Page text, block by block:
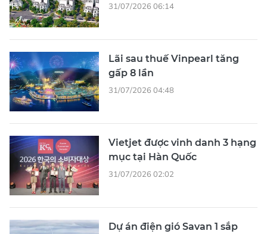
31/07/2026 06:14
Lãi sau thuế Vinpearl tăng
gấp 8 lần
31/07/2026 04:48
Vietjet được vinh danh 3 hạng
mục tại Hàn Quốc
31/07/2026 02:02
Dự án điện gió Savan 1 sắp